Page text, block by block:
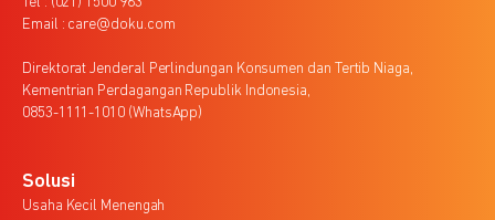
Email : care@doku.com
Direktorat Jenderal Perlindungan Konsumen dan Tertib Niaga,
Kementrian Perdagangan Republik Indonesia,
0853-1111-1010 (WhatsApp)
Solusi
Usaha Kecil Menengah